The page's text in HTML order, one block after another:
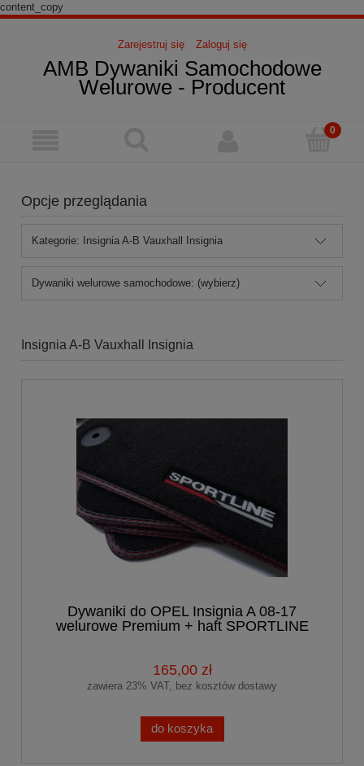
content_copy
Zarejestruj się Zaloguj się
AMB Dywaniki Samochodowe
Welurowe - Producent
Opcje przeglądania
Kategorie: Insignia A-B Vauxhall Insignia
Dywaniki welurowe samochodowe: (wybierz)
Insignia A-B Vauxhall Insignia
Dywaniki do OPEL Insignia A 08-17
welurowe Premium + haft SPORTLINE
165,00 zł
zawiera 23% VAT, bez kosztów dostawy
do koszyka